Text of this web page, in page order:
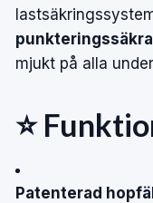
mjukt på alla
⭐
Patenterad